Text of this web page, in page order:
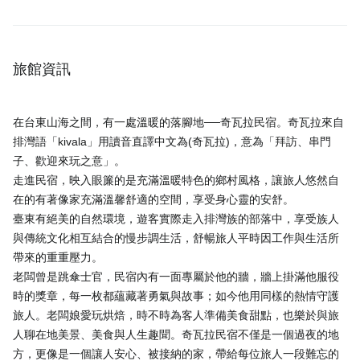
旅館資訊
在台東山海之間，有一處溫暖的落腳地──奇瓦拉民宿。奇瓦拉來自
排灣語「kivala」用讀音直譯中文為(奇瓦拉)，意為「拜訪、串門
子、歡迎來玩之意」。
走進民宿，映入眼簾的是充滿溫暖特色的鄉村風格，讓旅人悠然自
在的有著像家充滿溫馨舒適的空間，享受身心靈的安舒。
臺東有絕美的自然環境，遊客實際走入排灣族的部落中，享受族人
與傳統文化相互結合的慢步調生活，舒暢旅人平時因工作與生活所
帶來的重重壓力。
老闆曾是跳傘士官，民宿內有一面專屬於他的牆，牆上掛滿他服役
時的獎章，每一枚都蘊藏著勇氣與故事；如今他用同樣的熱情守護
旅人。老闆娘愛玩烘焙，時不時為客人準備美食甜點，也樂於與旅
人聊在地美景、美食與人生趣聞。奇瓦拉民宿不僅是一個過夜的地
方，更像是一個讓人安心、被接納的家，帶給每位旅人一段難忘的